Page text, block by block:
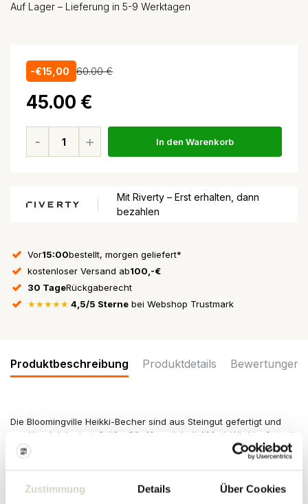
Zustimmung Details Über Cookies
Auf Lager – Lieferung in 5-9 Werktagen
-€15,00 60.00 €
45.00 €
In den Warenkorb
Mit Riverty – Erst erhalten, dann
bezahlen
Vor15:00bestellt, morgen geliefert*
kostenloser Versand ab100,-€
30 TageRückgaberecht
★★★★★ 4,5/5 Sterne bei Webshop Trustmark
Produktbeschreibung Produktdetails Bewertungen
Die Bloomingville Heikki-Becher sind aus Steingut gefertigt und
von Hand dekoriert. Größe Ø9x10cm, Inhalt 400ml. Wird im Set mit
4 Stück geliefert.
Inhalt: 400ml
Material: Steingut